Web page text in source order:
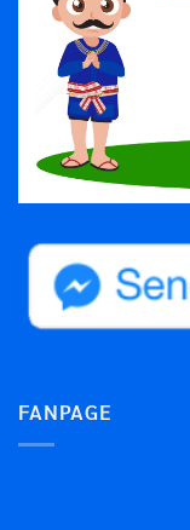
FANPAGE